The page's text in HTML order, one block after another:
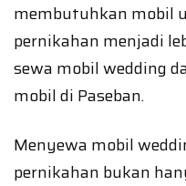
membutuhkan mobil
pernikahan menjadi
sewa mobil wedding
mobil di Paseban.
Menyewa mobil
pernikahan bukan